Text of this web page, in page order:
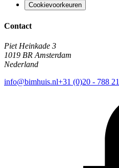
Cookievoorkeuren
Contact
Piet Heinkade 3
1019 BR Amsterdam
Nederland
info@bimhuis.nl+31 (0)20 - 788